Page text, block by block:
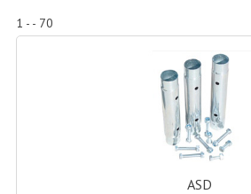
Pieds D'enceintes
Selecteurs Audio
Amplificateurs
Amplificateurs Multi-
1 - - 70
ASD